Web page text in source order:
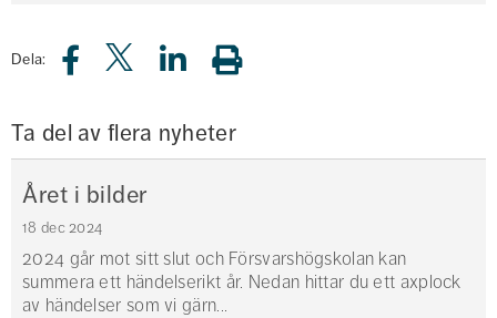
Dela:
Ta del av flera nyheter
Året i bilder
18 dec 2024
2024 går mot sitt slut och Försvarshögskolan kan
summera ett händelserikt år. Nedan hittar du ett axplock
av händelser som vi gärn...